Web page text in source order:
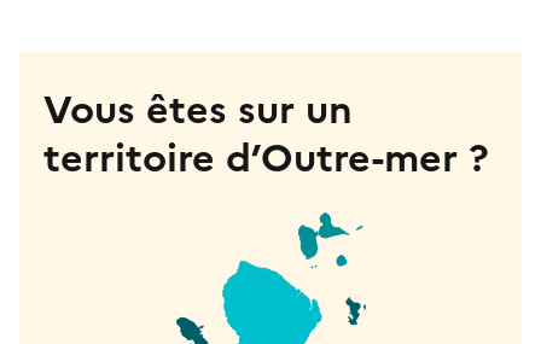
Vous êtes sur un
territoire d’Outre-mer ?